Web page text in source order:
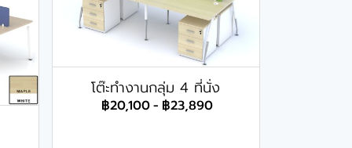
โต๊ะทำงานกลุ่ม 4 ที่นั่ง
฿20,100- ฿23,890